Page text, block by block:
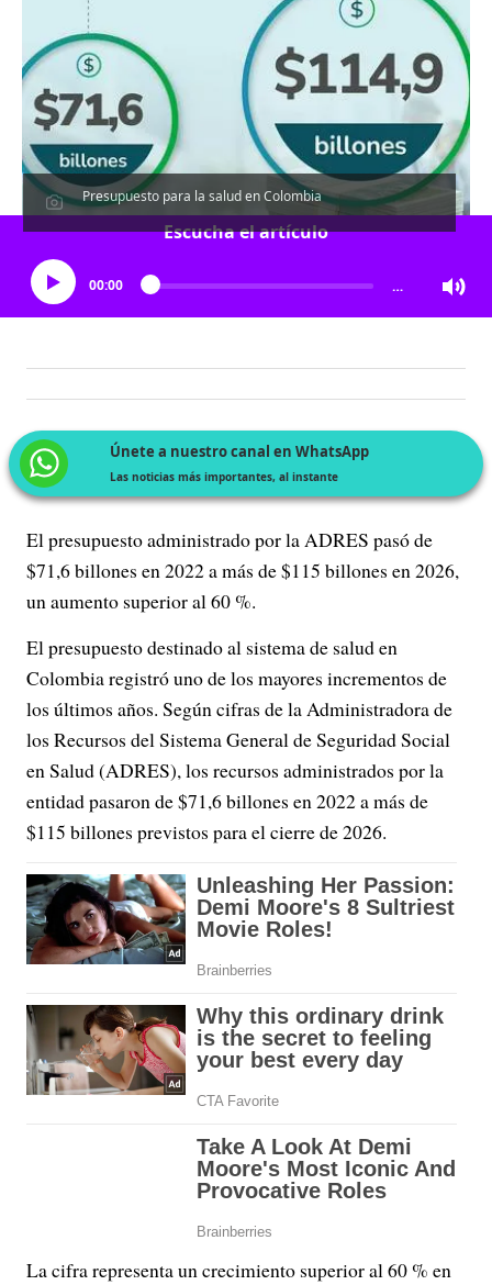
Presupuesto para la salud en Colombia
Escucha el artículo
00:00 …
Únete a nuestro canal en WhatsApp
Las noticias más importantes, al instante
El presupuesto administrado por la ADRES pasó de
$71,6 billones en 2022 a más de $115 billones en 2026,
un aumento superior al 60 %.
El presupuesto destinado al sistema de salud en
Colombia registró uno de los mayores incrementos de
los últimos años. Según cifras de la Administradora de
los Recursos del Sistema General de Seguridad Social
en Salud (ADRES), los recursos administrados por la
entidad pasaron de $71,6 billones en 2022 a más de
$115 billones previstos para el cierre de 2026.
La cifra representa un crecimiento superior al 60 % en